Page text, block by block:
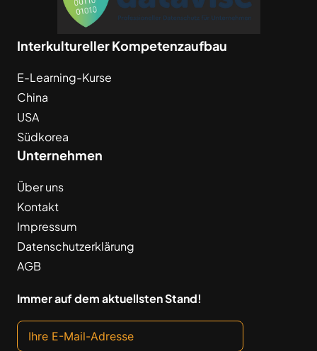
Interkultureller Kompetenzaufbau
E-Learning-Kurse
China
USA
Südkorea
Unternehmen
Über uns
Kontakt
Impressum
Datenschutzerklärung
AGB
Immer auf dem aktuellsten Stand!